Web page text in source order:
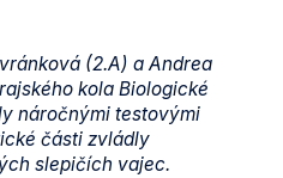
(2.A) a Andrea
kola Biologické
náročnými testovými
části zvládly
slepičích vajec.